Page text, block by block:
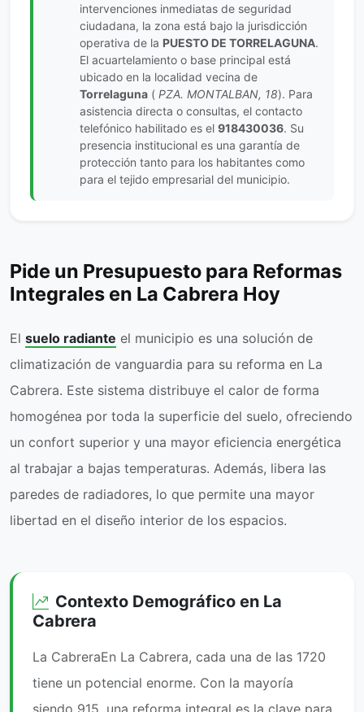
intervenciones inmediatas de seguridad
ciudadana, la zona está bajo la jurisdicción
operativa de la PUESTO DE TORRELAGUNA.
El acuartelamiento o base principal está
ubicado en la localidad vecina de
Torrelaguna ( PZA. MONTALBAN, 18). Para
asistencia directa o consultas, el contacto
telefónico habilitado es el 918430036. Su
presencia institucional es una garantía de
protección tanto para los habitantes como
para el tejido empresarial del municipio.
Pide un Presupuesto para Reformas
Integrales en La Cabrera Hoy
El suelo radiante el municipio es una solución de
climatización de vanguardia para su reforma en La
Cabrera. Este sistema distribuye el calor de forma
homogénea por toda la superficie del suelo, ofreciendo
un confort superior y una mayor eficiencia energética
al trabajar a bajas temperaturas. Además, libera las
paredes de radiadores, lo que permite una mayor
libertad en el diseño interior de los espacios.
Contexto Demográfico en La
Cabrera
La CabreraEn La Cabrera, cada una de las 1720
tiene un potencial enorme. Con la mayoría